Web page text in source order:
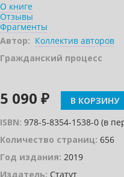
О книге
Отзывы
Фрагменты
Автор: Коллектив авторов
Гражданский процесс
5 090 ₽ В КОРЗИНУ
ISBN: 978-5-8354-1538-0 (в
Количество страниц: 656
Год издания: 2019
Издатель: Статут